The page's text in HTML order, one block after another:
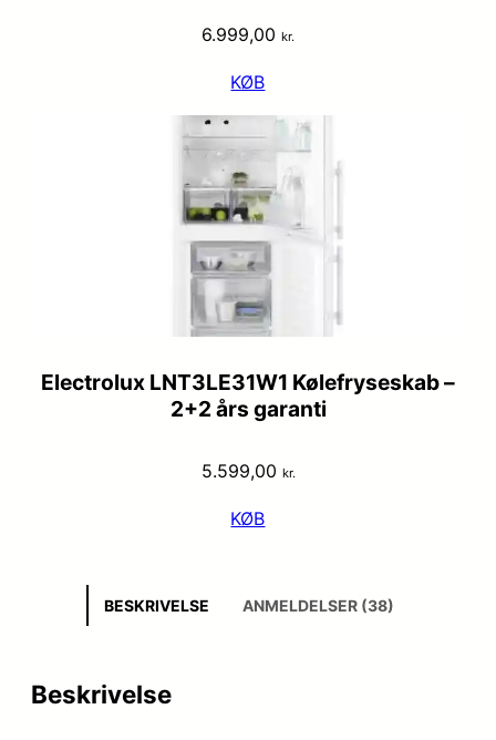
6.999,00 kr.
KØB
Electrolux LNT3LE31W1 Kølefryseskab –
2+2 års garanti
5.599,00 kr.
KØB
BESKRIVELSE ANMELDELSER (38)
Beskrivelse